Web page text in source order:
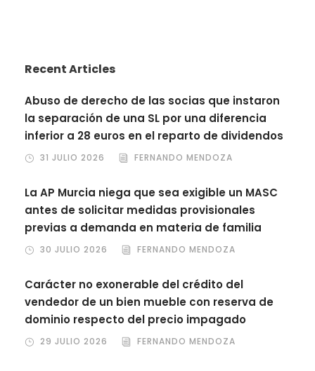
Recent Articles
Abuso de derecho de las socias que instaron
la separación de una SL por una diferencia
inferior a 28 euros en el reparto de dividendos
31 JULIO 2026 FERNANDO MENDOZA
La AP Murcia niega que sea exigible un MASC
antes de solicitar medidas provisionales
previas a demanda en materia de familia
30 JULIO 2026 FERNANDO MENDOZA
Carácter no exonerable del crédito del
vendedor de un bien mueble con reserva de
dominio respecto del precio impagado
29 JULIO 2026 FERNANDO MENDOZA